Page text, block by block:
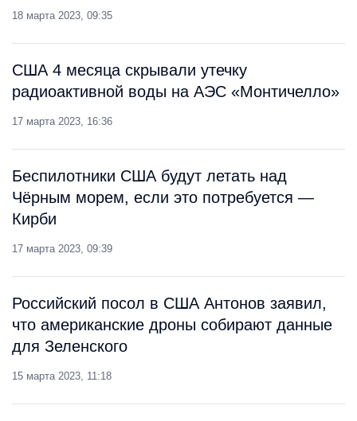
18 марта 2023, 09:35
США 4 месяца скрывали утечку
радиоактивной воды на АЭС «Монтичелло»
17 марта 2023, 16:36
Беспилотники США будут летать над
Чёрным морем, если это потребуется —
Кирби
17 марта 2023, 09:39
Российский посол в США Антонов заявил,
что американские дроны собирают данные
для Зеленского
15 марта 2023, 11:18